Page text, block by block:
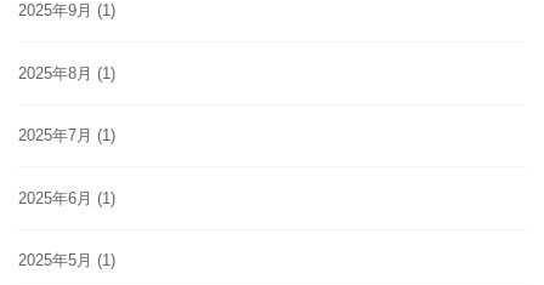
2025年9月 (1)
2025年8月 (1)
2025年7月 (1)
2025年6月 (1)
2025年5月 (1)